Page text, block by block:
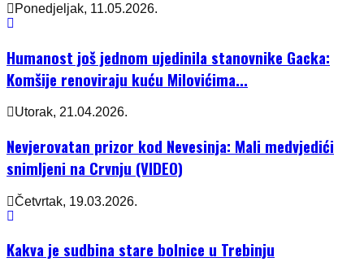
Ponedjeljak, 11.05.2026.
Humanost još jednom ujedinila stanovnike Gacka:
Komšije renoviraju kuću Milovićima...
Utorak, 21.04.2026.
Nevjerovatan prizor kod Nevesinja: Mali medvjedići
snimljeni na Crvnju (VIDEO)
Četvrtak, 19.03.2026.
Kakva je sudbina stare bolnice u Trebinju